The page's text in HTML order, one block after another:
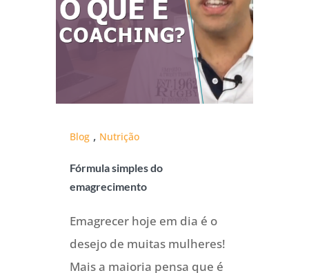
Blog , Nutrição
Fórmula simples do
emagrecimento
Emagrecer hoje em dia é o
desejo de muitas mulheres!
Mais a maioria pensa que é